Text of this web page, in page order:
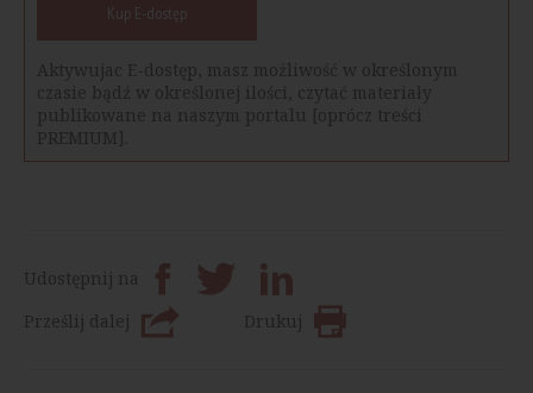
Kup E-dostęp
Aktywujac E-dostęp, masz możliwość w określonym
czasie bądź w określonej ilości, czytać materiały
publikowane na naszym portalu [oprócz treści
PREMIUM].
Udostępnij na
Prześlij dalej
Drukuj